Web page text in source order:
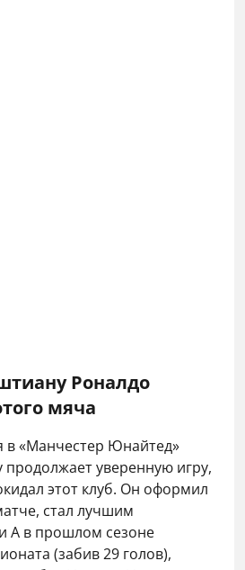
Роналдо
мяча
в «Манчестер Юнайтед»
уверенную игру,
этот клуб. Он оформил
стал лучшим
А в прошлом сезоне
(забив 29 голов),